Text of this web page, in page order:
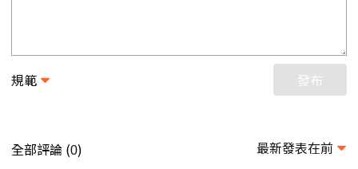
規範 發布
全部評論 (0) 最新發表在前